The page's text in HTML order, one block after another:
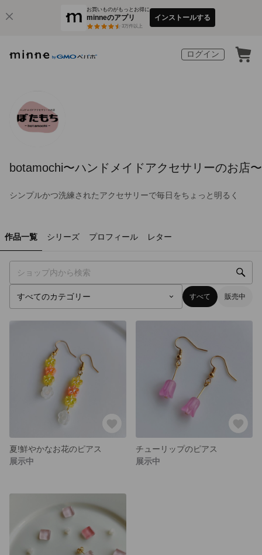
お買いものがもっとお得に
minneのアプリ
3万件以上
インストールする
ログイン
botamochi〜ハンドメイドアクセサリーのお店〜
シンプルかつ洗練されたアクセサリーで毎日をちょっと明るく
作品一覧 シリーズ プロフィール レター
すべて 販売中
夏!鮮やかなお花のピアス
展示中
チューリップのピアス
展示中